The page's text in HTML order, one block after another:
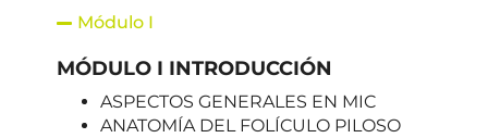
Módulo I
MÓDULO I INTRODUCCIÓN
ASPECTOS GENERALES EN MIC
ANATOMÍA DEL FOLÍCULO PILOSO